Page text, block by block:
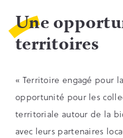
Une
territoires
« Territoire engagé pour
opportunité pour les
territoriale autour de la
avec leurs partenaires